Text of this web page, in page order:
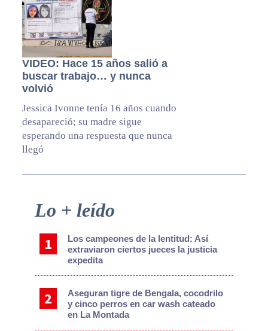
VIDEO: Hace 15 años salió a
buscar trabajo… y nunca
volvió
Jessica Ivonne tenía 16 años cuando
desapareció; su madre sigue
esperando una respuesta que nunca
llegó
Primary
Lo + leído
Los campeones de la lentitud: Así
extraviaron ciertos jueces la justicia
expedita
Aseguran tigre de Bengala, cocodrilo
y cinco perros en car wash cateado
en La Montada